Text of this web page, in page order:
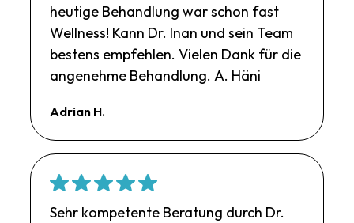
heutige Behandlung war schon fast
Wellness! Kann Dr. Inan und sein Team
bestens empfehlen. Vielen Dank für die
angenehme Behandlung. A. Häni
Adrian H.
Sehr kompetente Beratung durch Dr.